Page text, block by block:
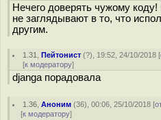
Нечего доверять чужому
не заглядывают в то, что
другим.
1.31 ,Пейтонист (?), 19:52, 24/10/2018 [
[к модератору]
djanga порадовала
1.36 ,Аноним (36), 00:06, 25/10/2018 [
[к модератору]